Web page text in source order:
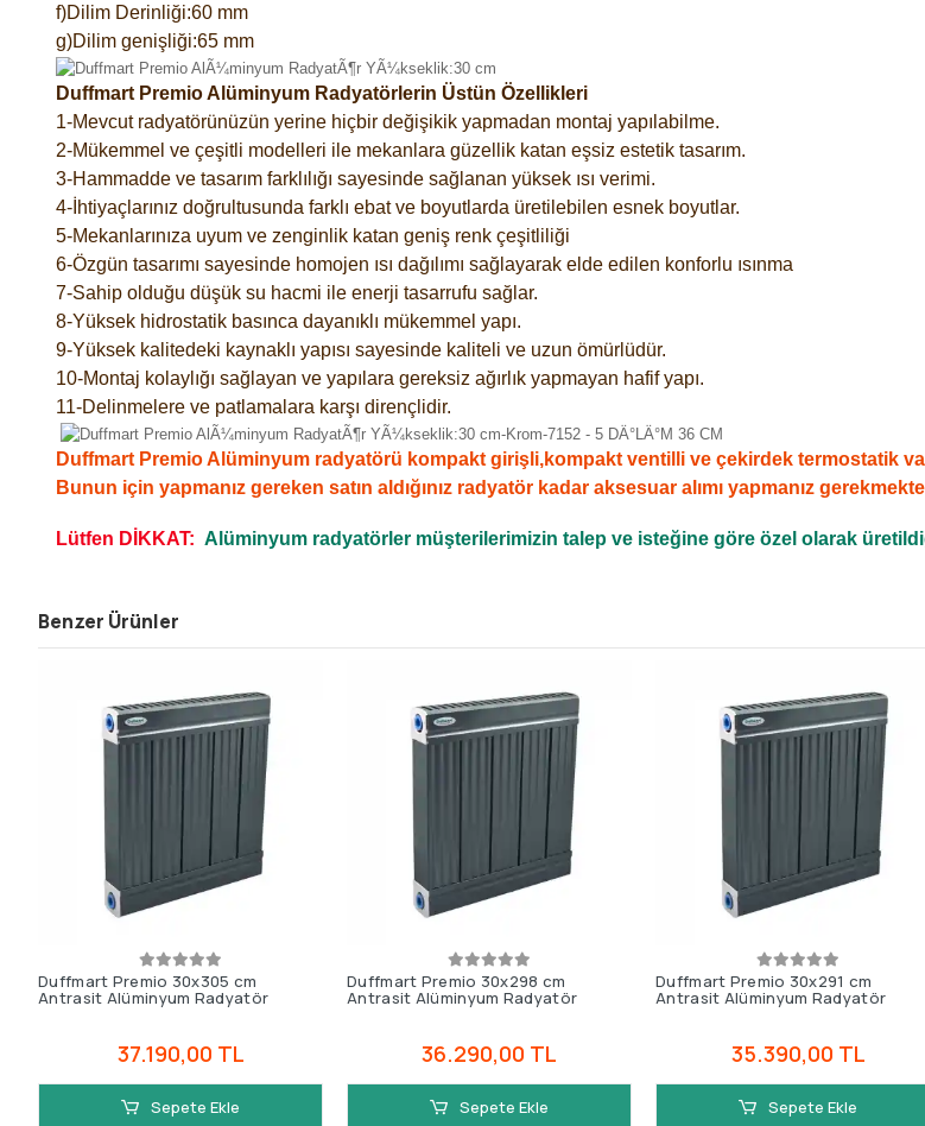
f)Dilim Derinliği:60 mm
g)Dilim genişliği:65 mm
Duffmart Premio Alüminyum Radyatörlerin Üstün Özellikleri
1-Mevcut radyatörünüzün yerine hiçbir değişikik yapmadan montaj yapılabilme.
2-Mükemmel ve çeşitli modelleri ile mekanlara güzellik katan eşsiz estetik tasarım.
3-Hammadde ve tasarım farklılığı sayesinde sağlanan yüksek ısı verimi.
4-İhtiyaçlarınız doğrultusunda farklı ebat ve boyutlarda üretilebilen esnek boyutlar.
5-Mekanlarınıza uyum ve zenginlik katan geniş renk çeşitliliği
6-Özgün tasarımı sayesinde homojen ısı dağılımı sağlayarak elde edilen konforlu ısınma
7-Sahip olduğu düşük su hacmi ile enerji tasarrufu sağlar.
8-Yüksek hidrostatik basınca dayanıklı mükemmel yapı.
9-Yüksek kalitedeki kaynaklı yapısı sayesinde kaliteli ve uzun ömürlüdür.
10-Montaj kolaylığı sağlayan ve yapılara gereksiz ağırlık yapmayan hafif yapı.
11-Delinmelere ve patlamalara karşı dirençlidir.
Duffmart Premio Alüminyum radyatörü kompakt girişli,kompakt ventilli ve çekirdek termostatik
Bunun için yapmanız gereken satın aldığınız radyatör kadar aksesuar alımı yapmanız
Lütfen DİKKAT: Alüminyum radyatörler müşterilerimizin talep ve isteğine göre özel olarak
Benzer Ürünler
Duffmart Premio 30x305 cm
Antrasit Alüminyum Radyatör
37.190,00 TL
Sepete Ekle
Duffmart Premio 30x298 cm
Antrasit Alüminyum Radyatör
36.290,00 TL
Sepete Ekle
Duffmart Premio 30x291 cm
Antrasit Alüminyum Radyatör
35.390,00 TL
Sepete Ekle